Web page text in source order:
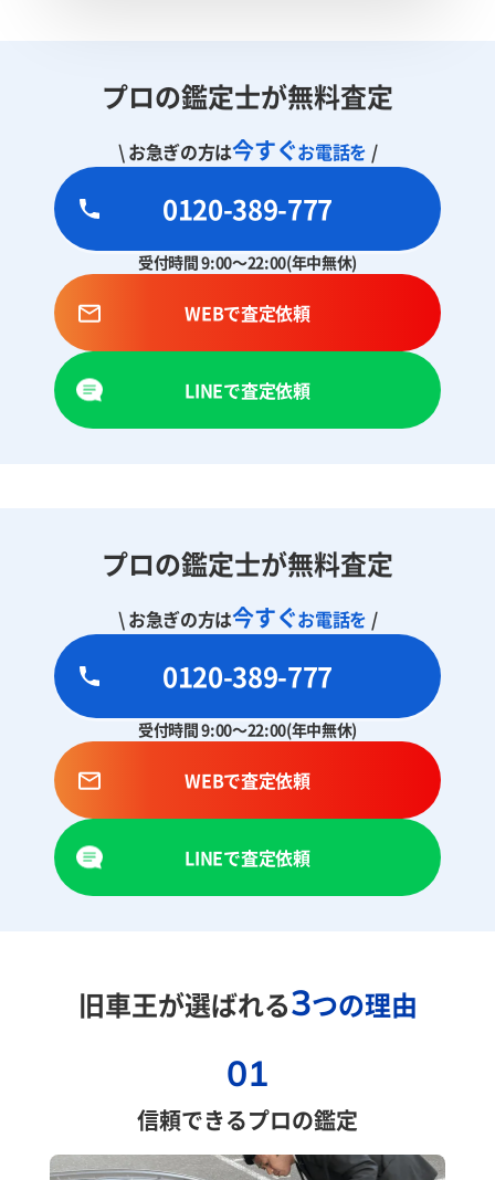
プロの鑑定士が無料査定
\ お急ぎの方は今すぐお電話を /
0120-389-777
受付時間 9:00～22:00(年中無休)
WEBで査定依頼
LINEで査定依頼
プロの鑑定士が無料査定
\ お急ぎの方は今すぐお電話を /
0120-389-777
受付時間 9:00～22:00(年中無休)
WEBで査定依頼
LINEで査定依頼
旧車王が選ばれる3つの理由
01
信頼できるプロの鑑定